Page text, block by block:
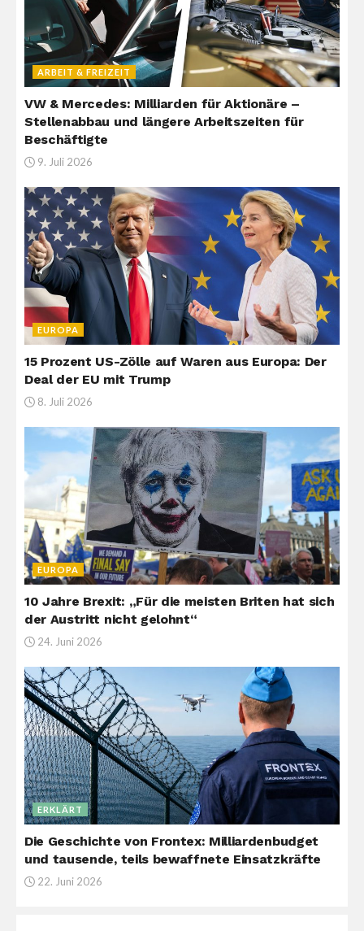
ARBEIT & FREIZEIT
VW & Mercedes: Milliarden für Aktionäre –
Stellenabbau und längere Arbeitszeiten für
Beschäftigte
9. Juli 2026
EUROPA
15 Prozent US-Zölle auf Waren aus Europa: Der
Deal der EU mit Trump
8. Juli 2026
EUROPA
10 Jahre Brexit: „Für die meisten Briten hat sich
der Austritt nicht gelohnt“
24. Juni 2026
ERKLÄRT
Die Geschichte von Frontex: Milliardenbudget
und tausende, teils bewaffnete Einsatzkräfte
22. Juni 2026